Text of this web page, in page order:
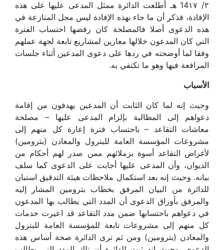
الأسباب
وحيث إنه لما كان الثابت أن المدعين يهدفون من إقامة
دعواهم إلى المطالبة بإلزام المدعى عليها – مصلحة
معاشات التقاعد – باحتساب فترة إعارة كل منهم إلى
مشروعات المؤسسة العامة للبترول والمعادن (بترومين)
لأغراض التقاعد أسوة بزملائهم ممن صدر لهم أحكام من
الديوان، وأن المدعى عليها أجابت على الدعوى كما سلف
بيانه. وحيث إنه بعد استكمال ملاحظات هيئة التدقيق استبان
للدائرة من البيان المرفق بخطاب بترومين المشار إليه
والمرفق بأوراق الدعوى أن المدد التي يطالب بها المدعون
في دعواهم باحتسابها ضمن مدد التقاعد قد اعيرت خدمات
كل منهم إلى مشروعات تابعة للمؤسسة العامة للبترول
والمعادن (بترومين) ومن ثم ترى الدائرة صحة أساس هذه